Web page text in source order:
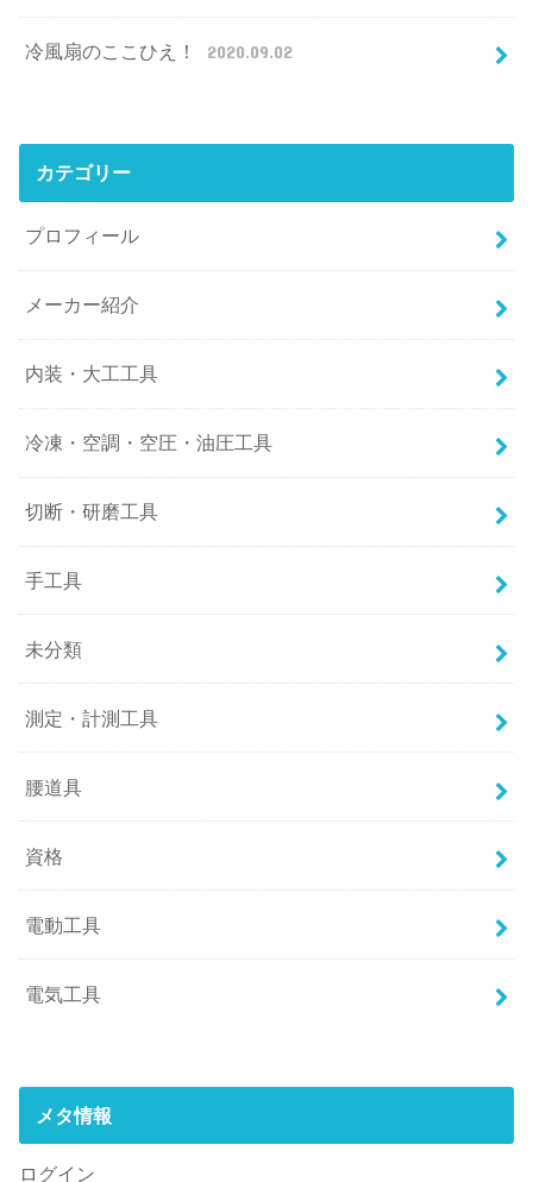
冷風扇のここひえ！ 2020.09.02
カテゴリー
プロフィール
メーカー紹介
内装・大工工具
冷凍・空調・空圧・油圧工具
切断・研磨工具
手工具
未分類
測定・計測工具
腰道具
資格
電動工具
電気工具
メタ情報
ログイン